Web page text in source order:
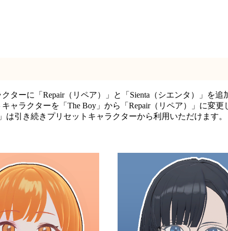
ターに「Repair（リペア）」と「Sienta（シエンタ）」を追
ャラクターを「The Boy」から「Repair（リペア）」に変更
は引き続きプリセットキャラクターから利用いただけます。